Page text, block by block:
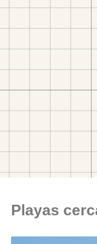
Playas